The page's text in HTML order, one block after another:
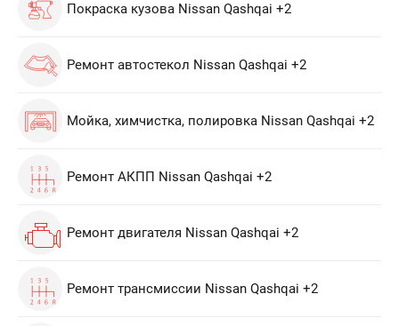
Покраска кузова Nissan Qashqai +2
Ремонт автостекол Nissan Qashqai +2
Мойка, химчистка, полировка Nissan Qashqai +2
Ремонт АКПП Nissan Qashqai +2
Ремонт двигателя Nissan Qashqai +2
Ремонт трансмиссии Nissan Qashqai +2